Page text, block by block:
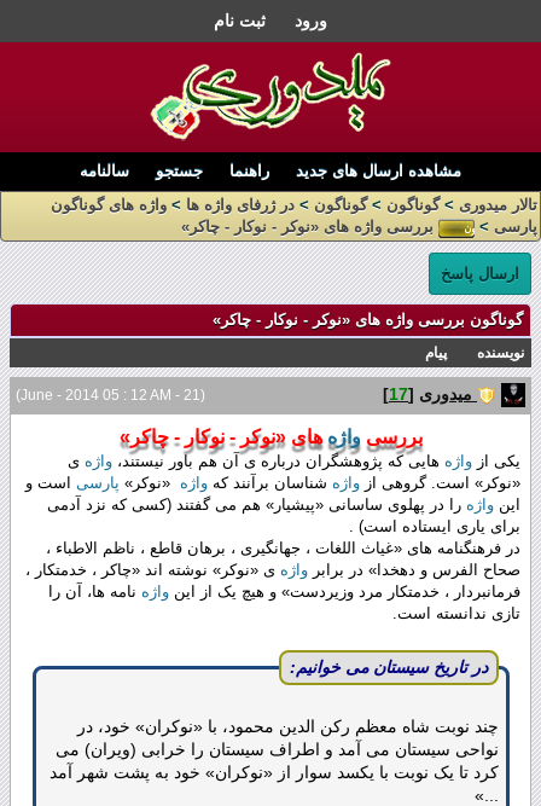
ورود ثبت نام
مشاهده ارسال های جدید راهنما جستجو
سالنامه
تالار میدوری >گوناگون >گوناگون > در ژرفای واژه ها > واژه های گوناگون
پارسی > بررسی واژه های «نوکر - نوکار - چاکر»
ارسال پاسخ
گوناگون بررسی واژه های «نوکر - نوکار - چاکر»
نویسنده پیام
(21 - June - 2014 05 : 12 AM) میدوری [
17
]
بررسیواژه های «نوکر - نوکار - چاکر»
یکی از واژه هایی که پژوهشگران درباره ی آن هم باور نیستند، واژه ی
«نوکر» است. گروهی از واژه شناسان برآنند که واژه ‌ «نوکر» پارسی است و
این واژه را در پهلوی ساسانی «پیشیار» هم می گفتند (کسی که نزد آدمی
برای یاری ایستاده است) .
در فرهنگنامه های ‌«غیاث اللغات ، جهانگیری ، برهان قاطع ، ناظم الاطباء ،
صحاح الفرس و دهخدا» در برابر واژه ی ‌«نوکر» نوشته اند «چاکر ، خدمتکار ،
فرمانبردار ، خدمتکار مرد وزیردست» و هیچ یک از این واژه نامه ها، آن را
تازی ندانسته است.
در تاریخ سیستان می خوانیم:
چند نوبت شاه معظم رکن الدین محمود، با «نوکران» خود، در
نواحی سیستان می آمد و اطراف سیستان را خرابی (ویران) می
کرد تا یک نوبت با یکسد سوار از ‌«نوکران» خود به پشت شهر آمد
...»